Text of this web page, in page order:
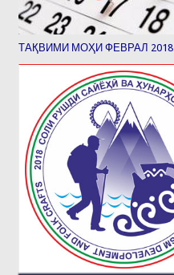
ТАҚВИМИ МОҲИ ФЕВРАЛ 2018